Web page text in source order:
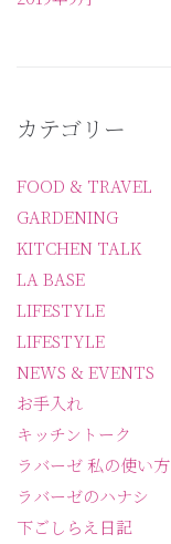
カテゴリー
FOOD & TRAVEL
GARDENING
KITCHEN TALK
LA BASE
LIFESTYLE
LIFESTYLE
NEWS & EVENTS
お手入れ
キッチントーク
ラバーゼ 私の使い方
ラバーゼのハナシ
下ごしらえ日記